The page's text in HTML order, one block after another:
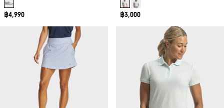
฿4,990 ฿3,000